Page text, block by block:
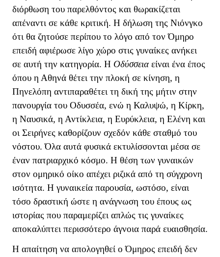
διόρθωση του παρελθόντος και θωρακίζεται
απέναντι σε κάθε κριτική. Η δήλωση της Νιόνγκο
ότι θα ζητούσε περίπου το λόγο από τον Όμηρο
επειδή αφιέρωσε λίγο χώρο στις γυναίκες ανήκει
σε αυτή την κατηγορία. Η Οδύσσειαείναι ένα έπος
όπου η Αθηνά θέτει την πλοκή σε κίνηση, η
Πηνελόπη αντιπαραθέτει τη δική της μήτιν στην
πανουργία του Οδυσσέα, ενώ η Καλυψώ, η Κίρκη,
η Ναυσικά, η Αντίκλεια, η Ευρύκλεια, η Ελένη και
οι Σειρήνες καθορίζουν σχεδόν κάθε σταθμό του
νόστου. Όλα αυτά φυσικά εκτυλίσσονται μέσα σε
έναν πατριαρχικό κόσμο. Η θέση των γυναικών
στον ομηρικό οίκο απέχει ριζικά από τη σύγχρονη
ισότητα. Η γυναικεία παρουσία, ωστόσο, είναι
τόσο δραστική ώστε η ανάγνωση του έπους ως
ιστορίας που παραμερίζει απλώς τις γυναίκες
αποκαλύπτει περισσότερο άγνοια παρά ευαισθησία.
Η απαίτηση να απολογηθεί ο Όμηρος επειδή δεν